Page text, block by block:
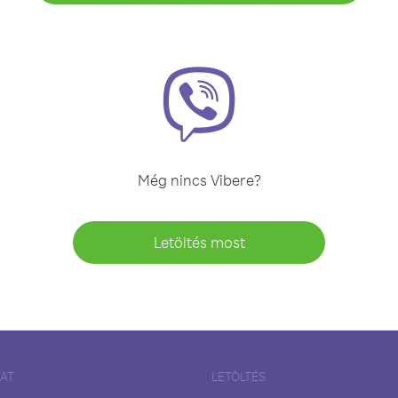
Még nincs Vibere?
Letöltés most
LETÖLTÉS